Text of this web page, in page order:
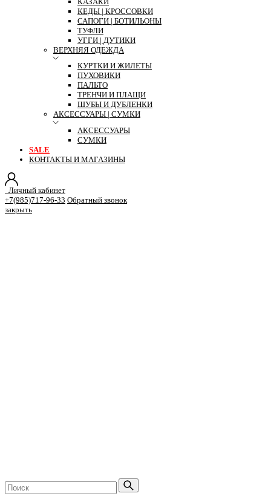
КЕДЫ | КРОССОВКИ
САПОГИ | БОТИЛЬОНЫ
ТУФЛИ
УГГИ | ДУТИКИ
ВЕРХНЯЯ ОДЕЖДА
КУРТКИ И ЖИЛЕТЫ
ПУХОВИКИ
ПАЛЬТО
ТРЕНЧИ И ПЛАЩИ
ШУБЫ И ДУБЛЕНКИ
АКСЕССУАРЫ | СУМКИ
АКСЕССУАРЫ
СУМКИ
SALE
КОНТАКТЫ И МАГАЗИНЫ
Личный кабинет
+7(985)717-96-33 Обратный звонок
закрыть